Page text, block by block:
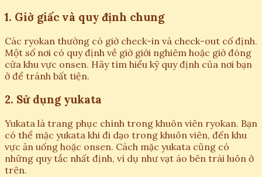
1. Giờ giấc và quy định chung
Các ryokan thường có giờ check-in và check-out cố định.
Một số nơi có quy định về giờ giới nghiêm hoặc giờ đóng
cửa khu vực onsen. Hãy tìm hiểu kỹ quy định của nơi bạn
ở để tránh bất tiện.
2. Sử dụng yukata
Yukata là trang phục chính trong khuôn viên ryokan. Bạn
có thể mặc yukata khi đi dạo trong khuôn viên, đến khu
vực ăn uống hoặc onsen. Cách mặc yukata cũng có
những quy tắc nhất định, ví dụ như vạt áo bên trái luôn ở
trên.